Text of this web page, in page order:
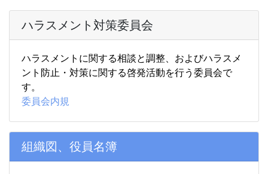
ハラスメント対策委員会
ハラスメントに関する相談と調整、およびハラスメ
ント防止・ 対策に関する啓発活動を行う委員会で
す。
委員会内規
組織図、役員名簿